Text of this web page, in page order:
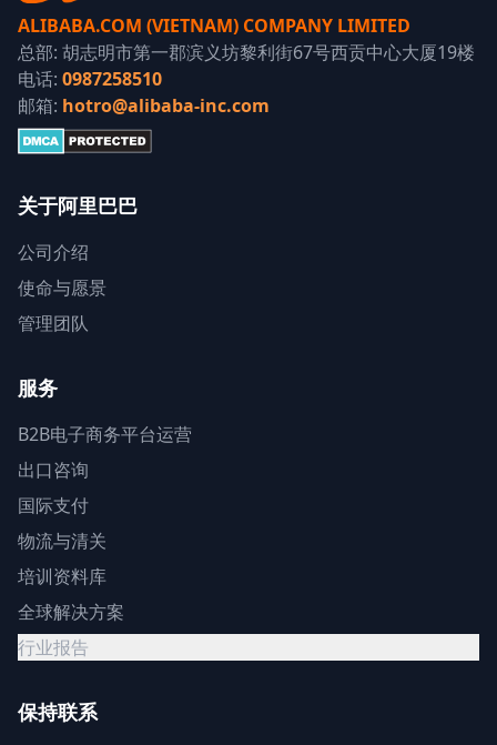
ALIBABA.COM (VIETNAM) COMPANY LIMITED
总部: 胡志明市第一郡滨义坊黎利街67号西贡中心大厦19楼
电话: 0987258510
邮箱: hotro@alibaba-inc.com
关于阿里巴巴
公司介绍
使命与愿景
管理团队
服务
B2B电子商务平台运营
出口咨询
国际支付
物流与清关
培训资料库
全球解决方案
行业报告
保持联系